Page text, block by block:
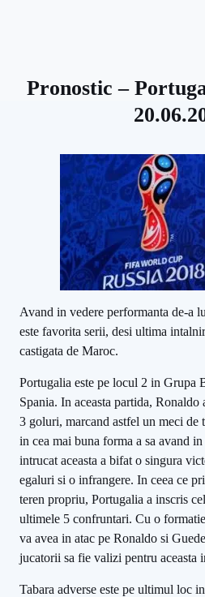
Pronostic –
Avand in vedere performanta de-a
este favorita serii, desi ultima
castigata de Maroc.
Portugalia este pe locul 2 in Grupa
Spania. In aceasta partida, Ronaldo
3 goluri, marcand astfel un meci de
in cea mai buna forma a sa avand
intrucat aceasta a bifat o singura
egaluri si o infrangere. In ceea ce
teren propriu, Portugalia a inscris
ultimele 5 confruntari. Cu o
va avea in atac pe Ronaldo si
jucatorii sa fie valizi pentru aceasta
Tabara adverse este pe ultimul loc